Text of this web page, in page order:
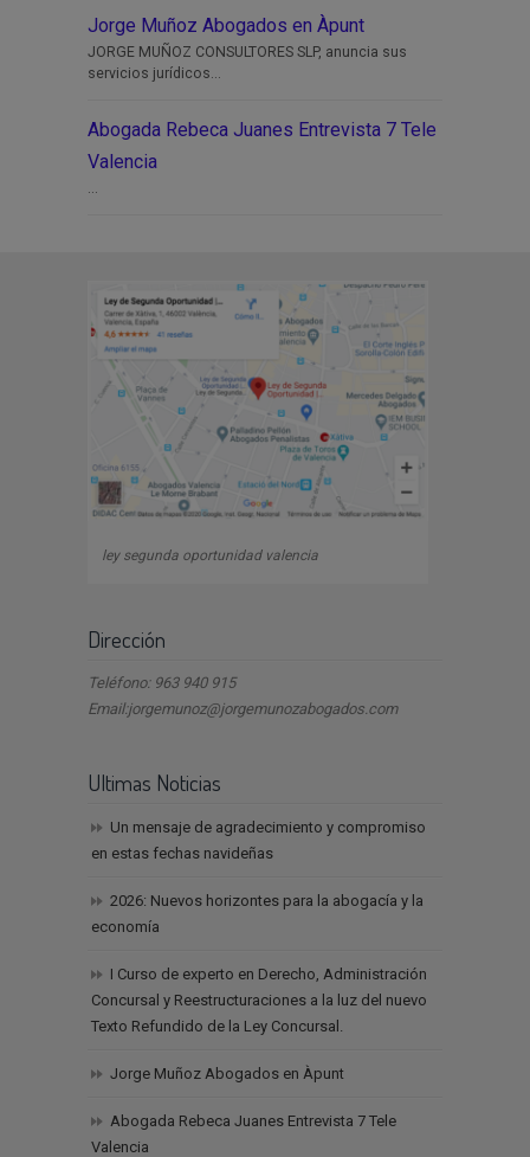
Jorge Muñoz Abogados en Àpunt
JORGE MUÑOZ CONSULTORES SLP, anuncia sus
servicios jurídicos...
Abogada Rebeca Juanes Entrevista 7 Tele
Valencia
...
ley segunda oportunidad valencia
Dirección
Teléfono: 963 940 915
Email:jorgemunoz@jorgemunozabogados.com
Ultimas Noticias
Un mensaje de agradecimiento y compromiso
en estas fechas navideñas
2026: Nuevos horizontes para la abogacía y la
economía
I Curso de experto en Derecho, Administración
Concursal y Reestructuraciones a la luz del nuevo
Texto Refundido de la Ley Concursal.
Jorge Muñoz Abogados en Àpunt
Abogada Rebeca Juanes Entrevista 7 Tele
Valencia